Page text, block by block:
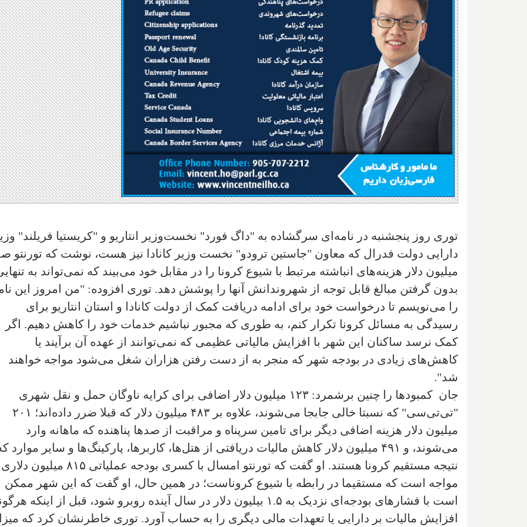
توری روز پنجشنبه در نامه‌ای سرگشاده به "داگ فورد" نخست‌وزیر انتاریو و "کریستیا فریلند"
دارایی دولت فدرال که معاون "جاستین ترودو" نخست وزیر کانادا نیز هست، نوشت که تورنتو
میلیون دلار هزینه‌های انباشته مرتبط با شیوع کرونا را در مقابل خود می‌بیند که نمی‌تواند به
بدون گرفتن مبالغ قابل توجه از شهروندانش آنها را پوشش دهد. توری افزوده: "من امروز این
را می‌نویسم تا درخواست خود برای ادامه دریافت کمک از دولت کانادا و استان انتاریو برای
رسیدگی به مسائل کرونا تکرار کنم، به طوری که مجبور نباشیم خدمات خود را کاهش دهیم. اگر
کمک نرسد ساکنان این شهر با افزایش مالیاتی عظیمی که نمی‌توانند از عهده آن برآیند یا
کاهش‌های زیادی در بودجه شهر که منجر به از دست رفتن هزاران شغل می‌شود مواجه خواهند
شد".
جان کمبودها را چنین برشمرد: ۱۲۳ میلیون دلار اضافی برای کرایه‌ ناوگان حمل و نقل شهری
"تی‌تی‌سی" که نسبتا خالی جابجا می‌شوند، علاوه بر ۴۸۳ میلیون دلار که قبلا ضرر داده‌اند؛ ۲۰۱
میلیون دلار هزینه اضافی دیگر برای تامین سرپناه و مراقبت از صدها پناهنده که ماهانه وارد
می‌شوند، و ۴۹۱ میلیون دلار کاهش مالیات دریافتی از هتل‌ها، کاربرها، پارکینگ‌ها و سایر موارد
نتیجه مستقیم کرونا هستند. او گفت که تورنتو امسال با کسری بودجه عملیاتی ۸۱۵ میلیون دلاری
مواجه است که مستقیما در رابطه با شیوع کروناست؛ در همین حال، او گفت که این شهر ممکن
است با فشارهای بودجه‌ای نزدیک به ۱.۵ بیلیون دلار در سال آینده روبرو شود، قبل از اینکه
افزایش مالیات بر دارایی یا تعهدات مالی دیگری را به حساب آورد. توری خاطرنشان کرد که